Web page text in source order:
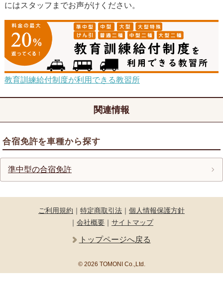
にはスタッフまでお声がけください。
教育訓練給付制度が利用できる教習所
関連情報
合宿免許を車種から探す
準中型の合宿免許
ご利用規約 ｜ 特定商取引法 ｜ 個人情報保護方針
｜ 会社概要 ｜ サイトマップ
トップページへ戻る
© 2026 TOMONI Co.,Ltd.